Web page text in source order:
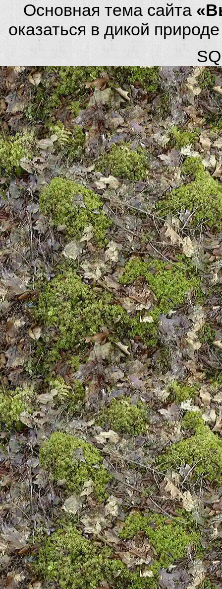
Основная тема сайта
оказаться в дикой